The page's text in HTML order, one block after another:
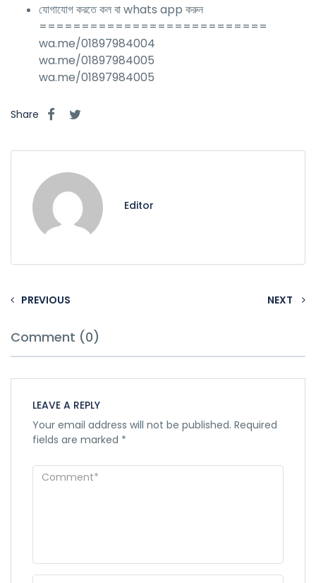
যোগাযোগ করতে কল বা whats app করুন
===========================
wa.me/01897984004
wa.me/01897984005
wa.me/01897984005
Share
Editor
PREVIOUS NEXT
Comment (0)
LEAVE A REPLY
Your email address will not be published. Required
fields are marked *